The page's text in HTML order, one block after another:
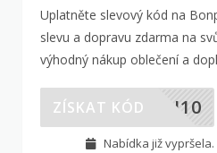
Uplatněte slevový kód na
slevu a dopravu zdarma na
výhodný nákup oblečení a
TH10
ZÍSKAT KÓD
Nabídka již vypršela.